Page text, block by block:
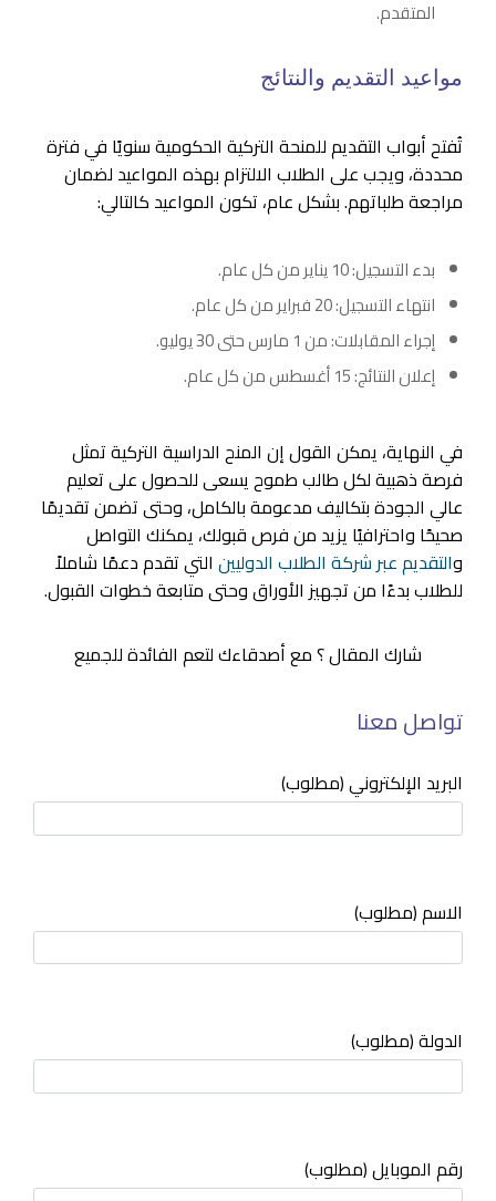
المتقدم.
مواعيد التقديم والنتائج
تُفتح أبواب التقديم للمنحة التركية الحكومية سنويًا في فترة
محددة، ويجب على الطلاب الالتزام بهذه المواعيد لضمان
مراجعة طلباتهم. بشكل عام، تكون المواعيد كالتالي:
بدء التسجيل: 10 يناير من كل عام.
انتهاء التسجيل: 20 فبراير من كل عام.
إجراء المقابلات: من 1 مارس حتى 30 يوليو.
إعلان النتائج: 15 أغسطس من كل عام.
في النهاية، يمكن القول إن المنح الدراسية التركية تمثل
فرصة ذهبية لكل طالب طموح يسعى للحصول على تعليم
عالي الجودة بتكاليف مدعومة بالكامل، وحتى تضمن تقديمًا
صحيحًا واحترافيًا يزيد من فرص قبولك، يمكنك التواصل
والتقديم عبر شركة الطلاب الدوليين التي تقدم دعمًا شاملاً
للطلاب بدءًا من تجهيز الأوراق وحتى متابعة خطوات القبول.
شارك المقال ؟ مع أصدقاءك لتعم الفائدة للجميع
تواصل معنا
البريد الإلكتروني (مطلوب)
الاسم (مطلوب)
الدولة (مطلوب)
رقم الموبايل (مطلوب)